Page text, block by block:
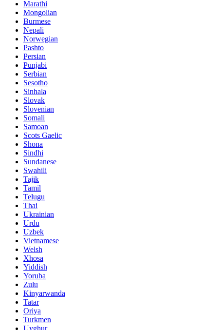
Marathi
Mongolian
Burmese
Nepali
Norwegian
Pashto
Persian
Punjabi
Serbian
Sesotho
Sinhala
Slovak
Slovenian
Somali
Samoan
Scots Gaelic
Shona
Sindhi
Sundanese
Swahili
Tajik
Tamil
Telugu
Thai
Ukrainian
Urdu
Uzbek
Vietnamese
Welsh
Xhosa
Yiddish
Yoruba
Zulu
Kinyarwanda
Tatar
Oriya
Turkmen
Uyghur